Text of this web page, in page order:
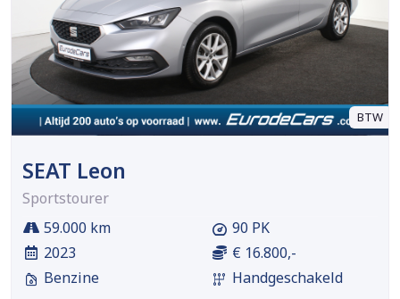
BTW
SEAT Leon
Sportstourer
59.000 km
2023
Benzine
90 PK
€ 16.800,-
Handgeschakeld